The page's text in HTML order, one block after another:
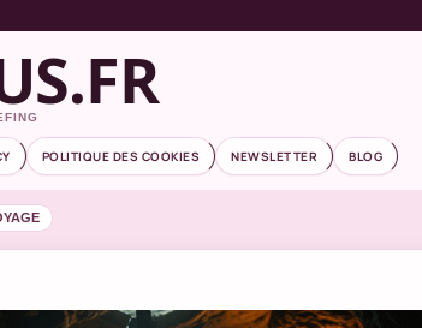
POLITIQUE DES COOKIES NEWSLETTER BLOG